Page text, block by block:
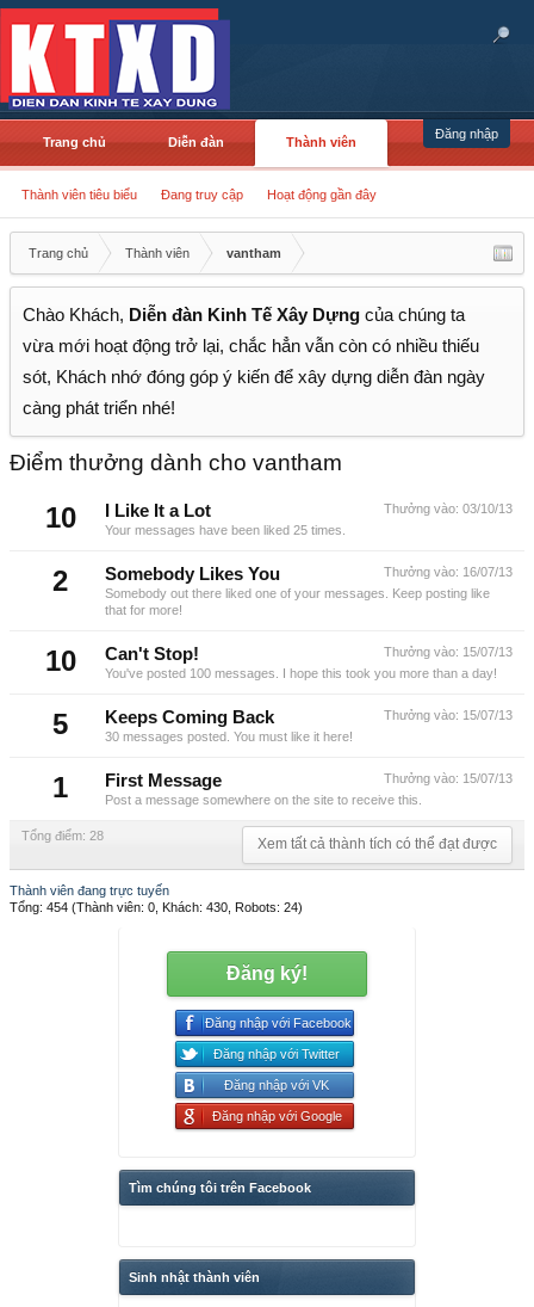
Đăng nhập
Trang chủ Diễn đàn Thành viên
Thành viên tiêu biểu Đang truy cập Hoạt động gần đây
Trang chủ Thành viên vantham
Chào Khách, Diễn đàn Kinh Tế Xây Dựng của chúng ta
vừa mới hoạt động trở lại, chắc hẳn vẫn còn có nhiều thiếu
sót, Khách nhớ đóng góp ý kiến để xây dựng diễn đàn ngày
càng phát triển nhé!
Điểm thưởng dành cho vantham
10 Thưởng vào: 03/10/13
I Like It a Lot
Your messages have been liked 25 times.
2 Thưởng vào: 16/07/13
Somebody Likes You
Somebody out there liked one of your messages. Keep posting like
that for more!
10 Thưởng vào: 15/07/13
Can't Stop!
You've posted 100 messages. I hope this took you more than a day!
5 Thưởng vào: 15/07/13
Keeps Coming Back
30 messages posted. You must like it here!
1 Thưởng vào: 15/07/13
First Message
Post a message somewhere on the site to receive this.
Tổng điểm: 28 Xem tất cả thành tích có thể đạt được
Thành viên đang trực tuyến
Tổng: 454 (Thành viên: 0, Khách: 430, Robots: 24)
Đăng ký!
Đăng nhập với Facebook
Đăng nhập với Twitter
Đăng nhập với VK
Đăng nhập với Google
Tìm chúng tôi trên Facebook
Sinh nhật thành viên